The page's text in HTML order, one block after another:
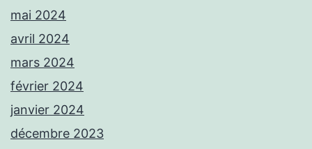
mai 2024
avril 2024
mars 2024
février 2024
janvier 2024
décembre 2023